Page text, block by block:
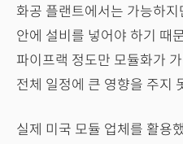
화공 플랜트에서는 가능하
안에 설비를 넣어야 하기 때
파이프랙 정도만 모듈화가
전체 일정에 큰 영향을 주지
실제 미국 모듈 업체를 활용